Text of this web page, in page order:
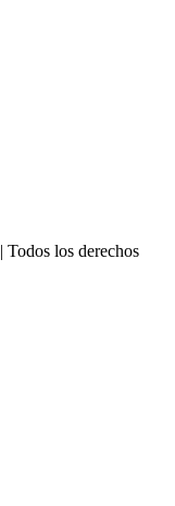
|Todos los derechos